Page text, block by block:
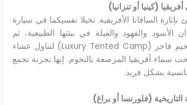
(كينيا أو تنزانيا)
السافانا الأفريقية. تخيلا نفسيكما في سيارة
والفهود والفيلة في بيئتها الطبيعية، ثم
العودة مساءً إلى مخيم فاخر (Luxury Tented Camp) لتناول عشاء
أفريقيا المرصعة بالنجوم. إنها تجربة تجمع
بشكل فريد.
(فلورنسا أو براغ)